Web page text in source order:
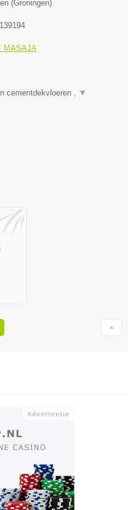
(Groningen)
MASAJA
cementdekvloeren , ▼